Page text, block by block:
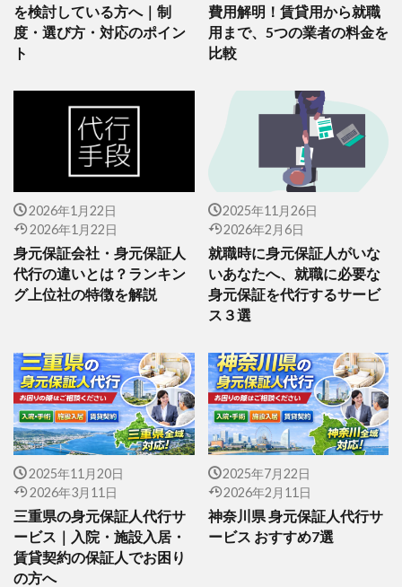
を検討している方へ｜制
度・選び方・対応のポイン
ト
費用解明！賃貸用から就職
用まで、5つの業者の料金を
比較
2026年1月22日
2026年1月22日
身元保証会社・身元保証人
代行の違いとは？ランキン
グ上位社の特徴を解説
2025年11月26日
2026年2月6日
就職時に身元保証人がいな
いあなたへ、就職に必要な
身元保証を代行するサービ
ス３選
2025年11月20日
2026年3月11日
三重県の身元保証人代行サ
ービス｜入院・施設入居・
賃貸契約の保証人でお困り
の方へ
2025年7月22日
2026年2月11日
神奈川県 身元保証人代行サ
ービス おすすめ7選